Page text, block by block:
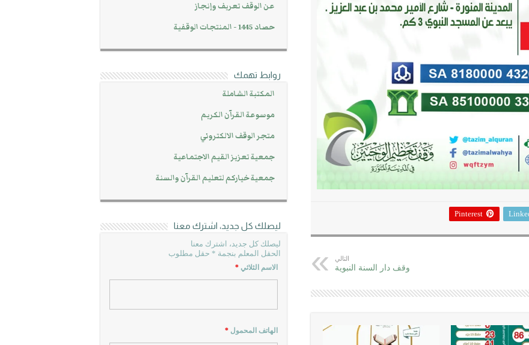
Pinterest
التالي
وقف دار السنة النبوية
عن الوقف تعريف وإنجاز
حصاد 1445 - المنتجات الوقفية
روابط تهمك
المكتبة الشاملة
موسوعة القرآن الكريم
متجر الوقف الالكتروني
جمعية تعزيز القيم الاجتماعية
جمعية خياركم لتعليم القرآن والسنة
ليصلك كل جديد، اشترك معنا
ليصلك كل جديد، اشترك معنا
الحقل المعلم بنجمة * حقل مطلوب
الاسم الثلاثي *
الهاتف المحمول *